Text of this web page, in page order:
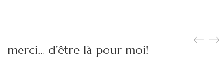
merci… d’être là pour moi!